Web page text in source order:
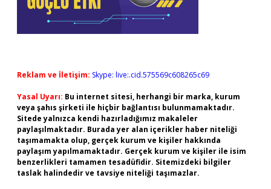
Reklam ve İletişim: Skype: live:.cid.575569c608265c69
Yasal Uyarı: Bu internet sitesi, herhangi bir marka, kurum
veya şahıs şirketi ile hiçbir bağlantısı bulunmamaktadır.
Sitede yalnızca kendi hazırladığımız makaleler
paylaşılmaktadır. Burada yer alan içerikler haber niteliği
taşımamakta olup, gerçek kurum ve kişiler hakkında
paylaşım yapılmamaktadır. Gerçek kurum ve kişiler ile isim
benzerlikleri tamamen tesadüfidir. Sitemizdeki bilgiler
taslak halindedir ve tavsiye niteliği taşımazlar.